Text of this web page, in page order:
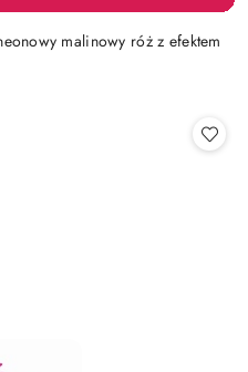
malinowy róż z efektem